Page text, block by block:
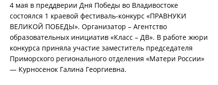
4 мая в преддверии Дня Победы во Владивостоке
состоялся 1 краевой фестиваль-конкурс «ПРАВНУКИ
ВЕЛИКОЙ ПОБЕДЫ». Организатор – Агентство
образовательных инициатив «Класс – ДВ». В работе жюри
конкурса приняла участие заместитель председателя
Приморского регионального отделения «Матери России»
— Курносенок Галина Георгиевна.